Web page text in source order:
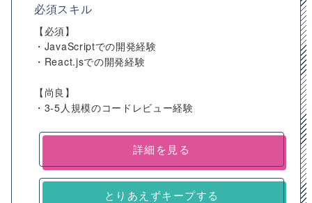
必須スキル
【必須】
・JavaScriptでの開発経験
・React.jsでの開発経験
【尚良】
・3-5人規模のコードレビュー経験
詳細を見る
とりあえずキープする